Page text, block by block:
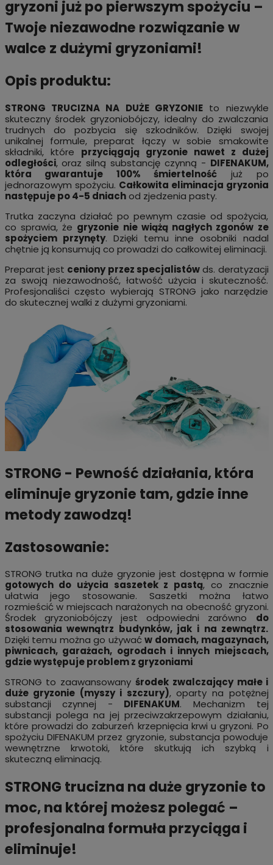
gryzoni już po pierwszym spożyciu –
Twoje niezawodne rozwiązanie w
walce z dużymi gryzoniami!
Opis produktu:
STRONG TRUCIZNA NA DUŻE GRYZONIEto niezwykle
skuteczny środek gryzoniobójczy, idealny do zwalczania
trudnych do pozbycia się szkodników. Dzięki swojej
unikalnej formule, preparat łączy w sobie smakowite
składniki, które przyciągają gryzonie nawet z dużej
odległości, oraz silną substancję czynną - DIFENAKUM,
która gwarantuje 100% śmiertelność już po
jednorazowym spożyciu. Całkowita eliminacja gryzonia
następuje po 4-5 dniachod zjedzenia pasty.
Trutka zaczyna działać po pewnym czasie od spożycia,
co sprawia, że gryzonie nie wiążą nagłych zgonów ze
spożyciem przynęty. Dzięki temu inne osobniki nadal
chętnie ją konsumują co prowadzi do całkowitej eliminacji.
Preparat jest ceniony przez specjalistówds. deratyzacji
za swoją niezawodność, łatwość użycia i skuteczność.
Profesjonaliści często wybierają STRONG jako narzędzie
do skutecznej walki z dużymi gryzoniami.
STRONG - Pewność działania, która
eliminuje gryzonie tam, gdzie inne
metody zawodzą!
Zastosowanie:
STRONG trutka na duże gryzonie jest dostępna w formie
gotowych do użycia saszetek z pastą, co znacznie
ułatwia jego stosowanie. Saszetki można łatwo
rozmieścić w miejscach narażonych na obecność gryzoni.
Środek gryzoniobójczy jest odpowiedni zarówno do
stosowania wewnątrz budynków, jak i na zewnątrz.
Dzięki temu można go używaćw domach, magazynach,
piwnicach, garażach, ogrodach i innych miejscach,
gdzie występuje problem z gryzoniami
STRONG to zaawansowany środek zwalczający małe i
duże gryzonie (myszy i szczury), oparty na potężnej
substancji czynnej - DIFENAKUM. Mechanizm tej
substancji polega na jej przeciwzakrzepowym działaniu,
które prowadzi do zaburzeń krzepnięcia krwi u gryzoni. Po
spożyciu DIFENAKUM przez gryzonie, substancja powoduje
wewnętrzne krwotoki, które skutkują ich szybką i
skuteczną eliminacją.
STRONG trucizna na duże gryzonie to
moc, na której możesz polegać –
profesjonalna formuła przyciąga i
eliminuje!